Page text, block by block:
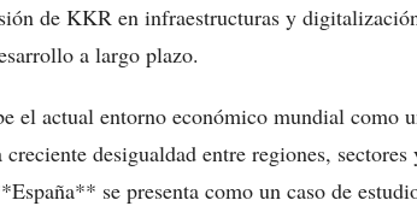
de KKR en infraestructuras y
a largo plazo.
el actual entorno económico mundial como
desigualdad entre regiones, sectores
se presenta como un caso de